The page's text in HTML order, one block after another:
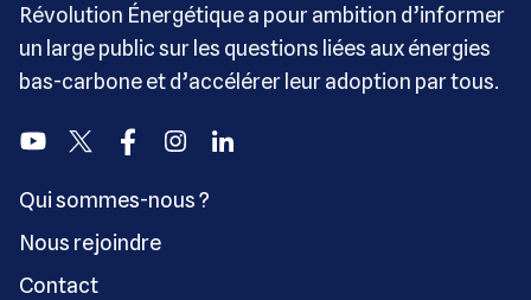
Révolution Énergétique a pour ambition d’informer
un large public sur les questions liées aux énergies
bas-carbone et d’accélérer leur adoption par tous.
YoutubeTwitter FacebookInstagramLinkedin
Qui sommes-nous ?
Nous rejoindre
Contact